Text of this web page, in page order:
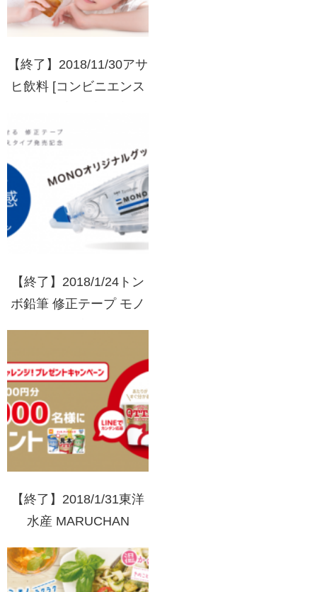
【終了】2018/11/30アサ
ヒ飲料 [コンビニエンス
結衣オリジナルQUOカ
ードが当たる！キャンペ
ーン
【終了】2018/1/24トン
ボ鉛筆 修正テープ モノ
て投稿コース
【終了】2018/1/31東洋
水産 MARUCHAN
ら、チャレンジ！プレゼ
ントキャンペーン